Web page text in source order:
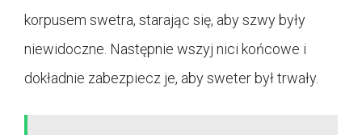
korpusem swetra, starając się, aby szwy były
niewidoczne. Następnie wszyj nici końcowe i
dokładnie zabezpiecz je, aby sweter był trwały.